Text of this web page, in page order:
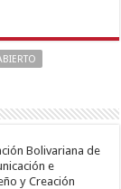
Bolivariana de
e
y Creación